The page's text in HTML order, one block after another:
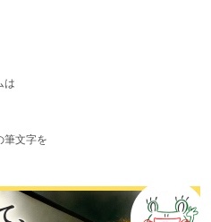
は
筆文字を